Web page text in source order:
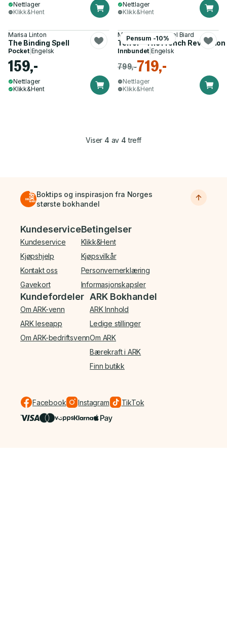
Nettlager
Klikk&Hent
Nettlager
Klikk&Hent
Marisa Linton
The Binding Spell
Pocket| Engelsk
159,-
Nettlager
Klikk&Hent
Pensum -10%
Marisa Linton, Michel Biard
Terror – The French
Innbundet |Engelsk
799,-719,-
Nettlager
Klikk&Hent
Viser 4 av 4 treff
Boktips og inspirasjon fra Norges
største bokhandel
Bunnmeny
Kundeservice
Kundeservice
Kjøpshjelp
Kontakt oss
Gavekort
Betingelser
Klikk&Hent
Kjøpsvilkår
Personvernerklæring
Informasjonskapsler
Kundefordeler
Om ARK-venn
ARK leseapp
Om ARK-bedriftsvenn
ARK Bokhandel
ARK Innhold
Ledige stillinger
Om ARK
Bærekraft i ARK
Finn butikk
Facebook Instagram TikTok